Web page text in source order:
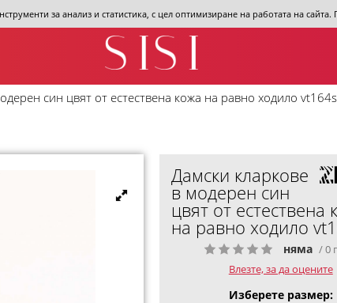
за анализ и статистика, с цел оптимизиране на работата на
син цвят от естествена кожа на равно ходило vt164s
Дамски кларкове
в модерен син
цвят от естествена
на равно ходило
няма / 0
Влезте, за да оцените
Изберете размер: